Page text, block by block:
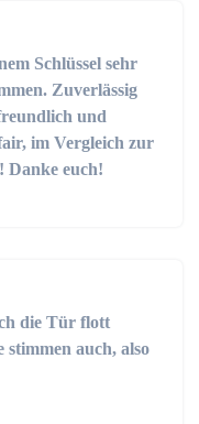
Schlüssel sehr
Zuverlässig
und
im Vergleich zur
Danke euch!
die Tür flott
stimmen auch, also